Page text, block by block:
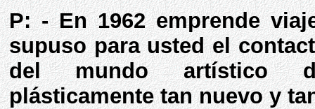
P: - En 1962 emprende
supuso para usted el
del mundo artístico
plásticamente tan nuevo y